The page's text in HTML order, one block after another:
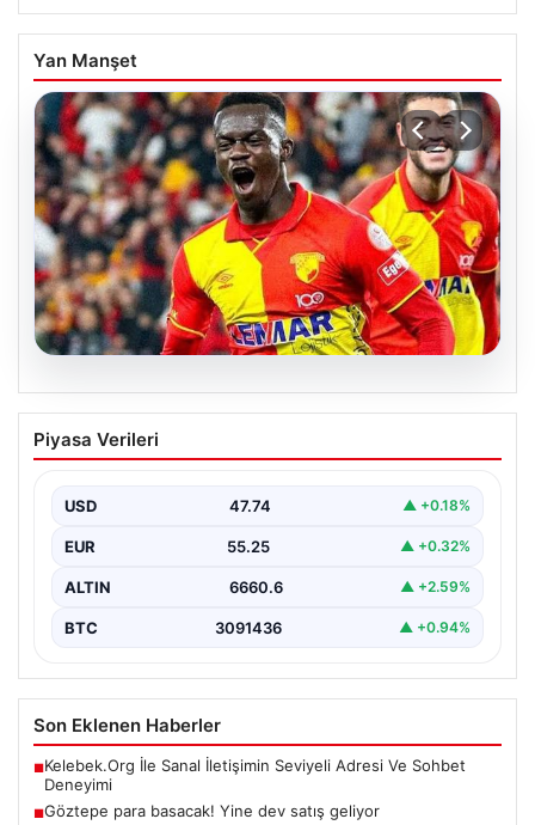
Yan Manşet
Göztepe para basacak! Yine dev satış
geliyor
Piyasa Verileri
USD 47.74 ▲ +0.18%
EUR 55.25 ▲ +0.32%
ALTIN 6660.6 ▲ +2.59%
BTC 3091436 ▲ +0.94%
Son Eklenen Haberler
■Kelebek.Org İle Sanal İletişimin Seviyeli Adresi Ve Sohbet
Deneyimi
■Göztepe para basacak! Yine dev satış geliyor